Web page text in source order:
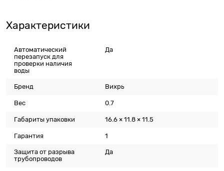
Характеристики
Автоматический
перезапуск для
проверки наличия
воды
Да
Бренд Вихрь
Вес 0.7
Габариты упаковки 16.6 × 11.8 × 11.5
Гарантия 1
Защита от разрыва
трубопроводов
Да